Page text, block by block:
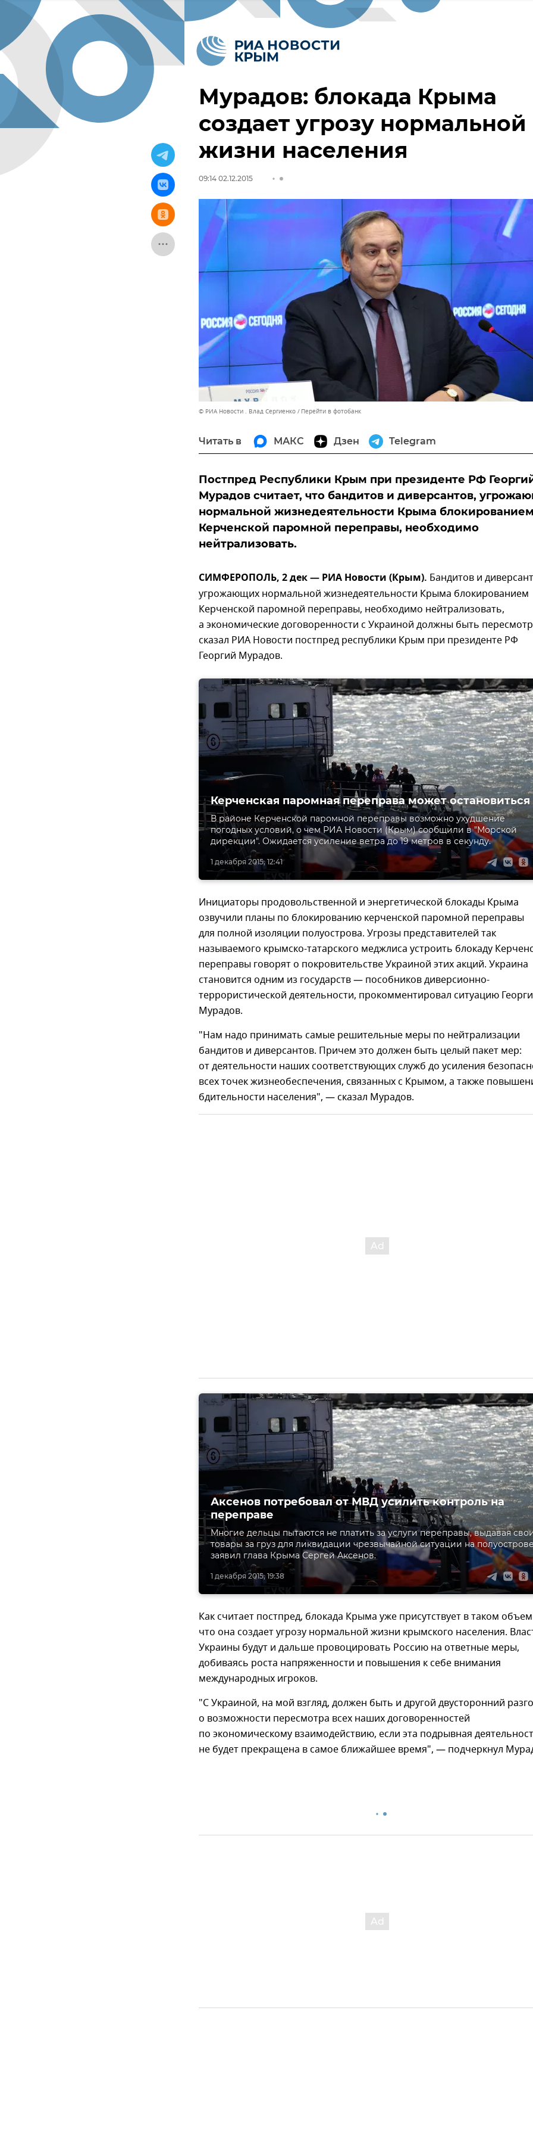
Мурадов: блокада Крыма
создает угрозу нормальной
жизни населения
09:14 02.12.2015
© РИА Новости . Влад Сергиенко Перейти в фотобанк
Читать в МАКС Дзен Telegram
Постпред Республики Крым при президенте РФ
Мурадов считает, что бандитов и диверсантов,
нормальной жизнедеятельности Крыма
Керченской паромной переправы, необходимо
нейтрализовать.
СИМФЕРОПОЛЬ, 2 дек — РИА Новости (Крым). Бандитов и
угрожающих нормальной жизнедеятельности Крыма блокированием
Керченской паромной переправы, необходимо нейтрализовать,
а экономические договоренности с Украиной должны быть
сказал РИА Новости постпред республики Крым при президенте РФ
Георгий Мурадов.
1 декабря 2015, 12:41
Керченская паромная переправа может остановиться
В районе Керченской паромной переправы возможно ухудшение
погодных условий, о чем РИА Новости (Крым) сообщили в "Морской
дирекции". Ожидается усиление ветра до 19 метров в секунду.
Инициаторы продовольственной и энергетической блокады Крыма
озвучили планы по блокированию керченской паромной переправы
для полной изоляции полуострова. Угрозы представителей так
называемого крымско-татарского меджлиса устроить блокаду
переправы говорят о покровительстве Украиной этих акций. Украина
становится одним из государств — пособников диверсионно-
террористической деятельности, прокомментировал ситуацию
Мурадов.
"Нам надо принимать самые решительные меры по нейтрализации
бандитов и диверсантов. Причем это должен быть целый пакет мер:
от деятельности наших соответствующих служб до усиления
всех точек жизнеобеспечения, связанных с Крымом, а также
бдительности населения", — сказал Мурадов.
1 декабря 2015, 19:38
Аксенов потребовал от МВД усилить контроль на
переправе
Многие дельцы пытаются не платить за услуги переправы, выдавая
товары за груз для ликвидации чрезвычайной ситуации на
заявил глава Крыма Сергей Аксенов.
Как считает постпред, блокада Крыма уже присутствует в таком
что она создает угрозу нормальной жизни крымского населения.
Украины будут и дальше провоцировать Россию на ответные меры,
добиваясь роста напряженности и повышения к себе внимания
международных игроков.
"С Украиной, на мой взгляд, должен быть и другой двусторонний
о возможности пересмотра всех наших договоренностей
по экономическому взаимодействию, если эта подрывная
не будет прекращена в самое ближайшее время", — подчеркнул